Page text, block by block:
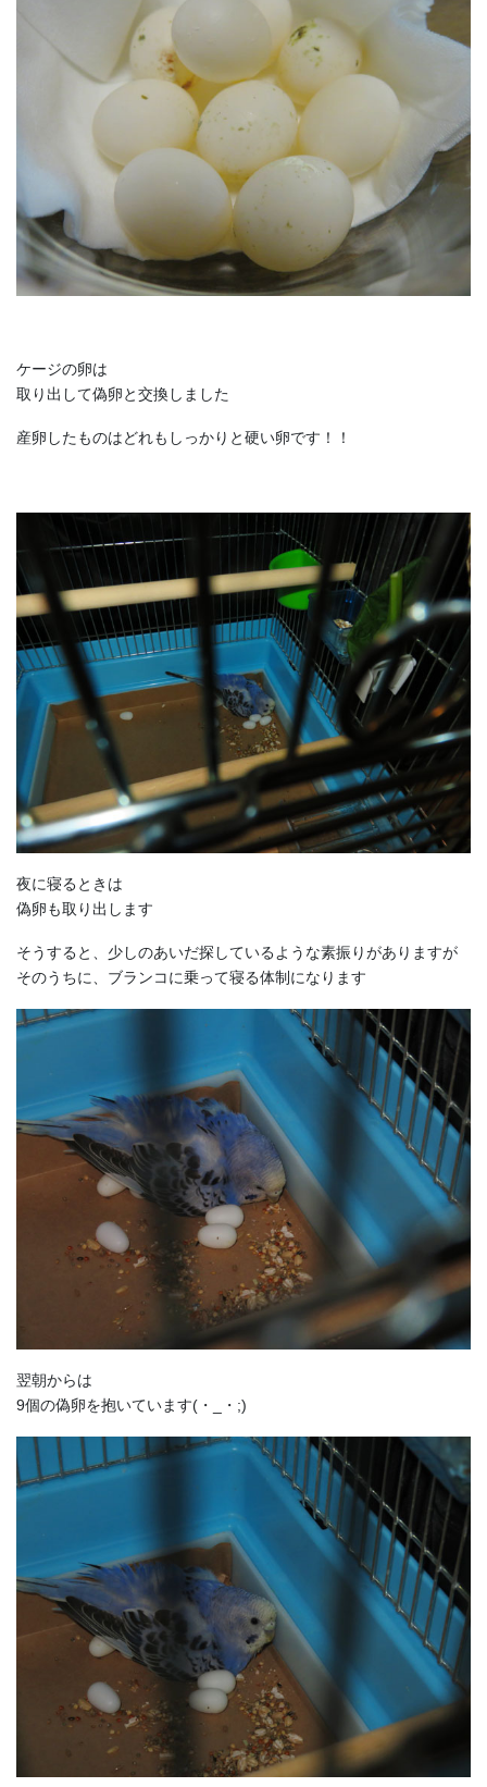
ケージの卵は
取り出して偽卵と交換しました
産卵したものはどれもしっかりと硬い卵です！！
夜に寝るときは
偽卵も取り出します
そうすると、少しのあいだ探しているような素振りがありますが
そのうちに、ブランコに乗って寝る体制になります
翌朝からは
9個の偽卵を抱いています(・_・;)